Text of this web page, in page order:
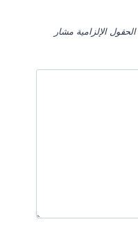
الحقول الإلزامية مشار